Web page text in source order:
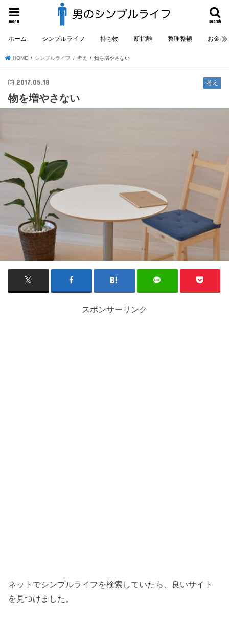
search
menu
ホーム シンプルライフ 持ち物 断捨離 整理整頓 お金
HOME シンプルライフ 考え 物を増やさない
考え
2017.05.18
物を増やさない
スポンサーリンク
ネットでシンプルライフを検索していたら、良いサイト
を見つけました。